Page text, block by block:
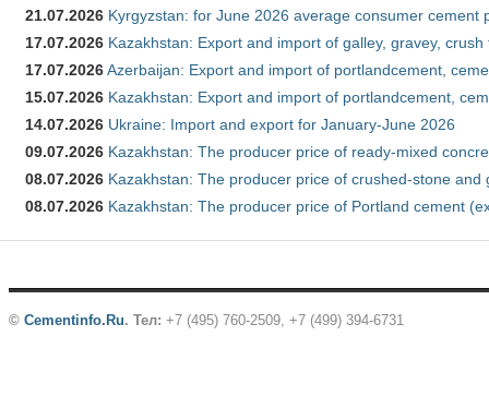
21.07.2026 Kyrgyzstan: for June 2026 average consumer cement
17.07.2026 Kazakhstan: Export and import of galley, gravey,
17.07.2026Azerbaijan: Export and import of portlandcement,
15.07.2026 Kazakhstan: Export and import of portlandcement,
14.07.2026 Ukraine: Import and export for January-June 2026
09.07.2026 Kazakhstan: The producer price of ready-mixed
08.07.2026 Kazakhstan: The producer price of crushed-stone and
08.07.2026 Kazakhstan: The producer price of Portland cement
© Cementinfo.Ru. Тел: +7 (495) 760-2509, +7 (499) 394-6731